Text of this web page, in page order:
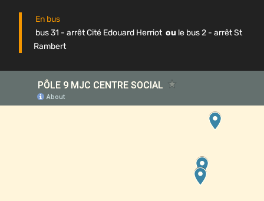
En bus
bus 31 - arrêt Cité Edouard Herriot ou le bus 2 - arrêt St
Rambert